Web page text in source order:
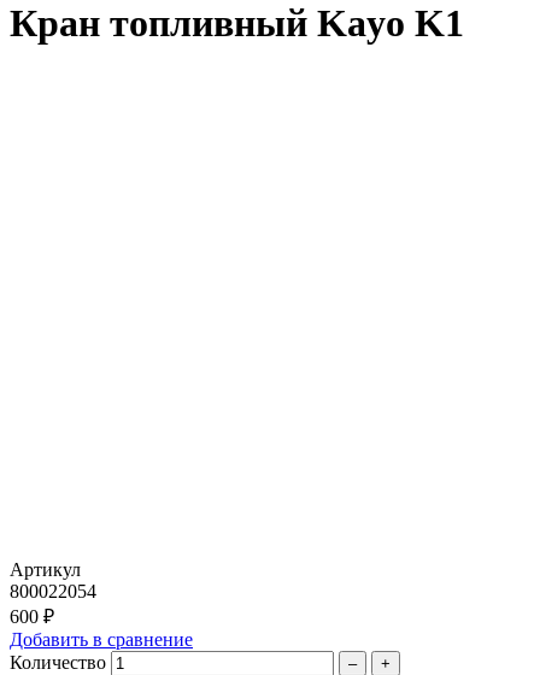
Кран топливный Kayo K1
Артикул
800022054
600 ₽
Добавить в сравнение
Количество
– +